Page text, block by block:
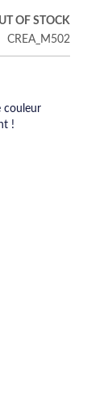
OF STOCK
CREA_M502
couleur
!